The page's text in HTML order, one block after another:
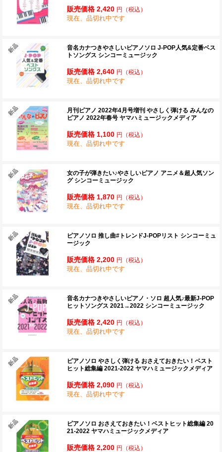
販売価格 2,420 円 （税込）
現在、品切れ中です
音名カナつきやさしいピアノソロ J-POP人気&定番ベス
トソングス シンコーミュージック
販売価格 2,640 円 （税込）
現在、品切れ中です
月刊ピアノ 2022年4月号増刊 やさしく弾ける みんなの
ピアノ 2022年春号 ヤマハミュージックメディア
販売価格 1,100 円 （税込）
現在、品切れ中です
女の子が弾きたい♪やさしいピアノ アニメ＆超人気ソン
グ シンコーミュージック
販売価格 1,870 円 （税込）
現在、品切れ中です
ピアノソロ 推し曲#トレンドJ-POPリスト シンコーミュ
ージック
販売価格 2,200 円 （税込）
現在、品切れ中です
音名カナつきやさしいピアノ・ソロ 超人気♪最新J-POP
ヒットソングス 2021→2022 シンコーミュージック
販売価格 2,420 円 （税込）
現在、品切れ中です
ピアノソロ やさしく弾ける おさえておきたい！ベスト
ヒット総集編 2021-2022 ヤマハミュージックメディア
販売価格 2,090 円 （税込）
現在、品切れ中です
ピアノソロ おさえておきたい！ベストヒット総集編 20
21-2022 ヤマハミュージックメディア
販売価格 2,200 円 （税込）